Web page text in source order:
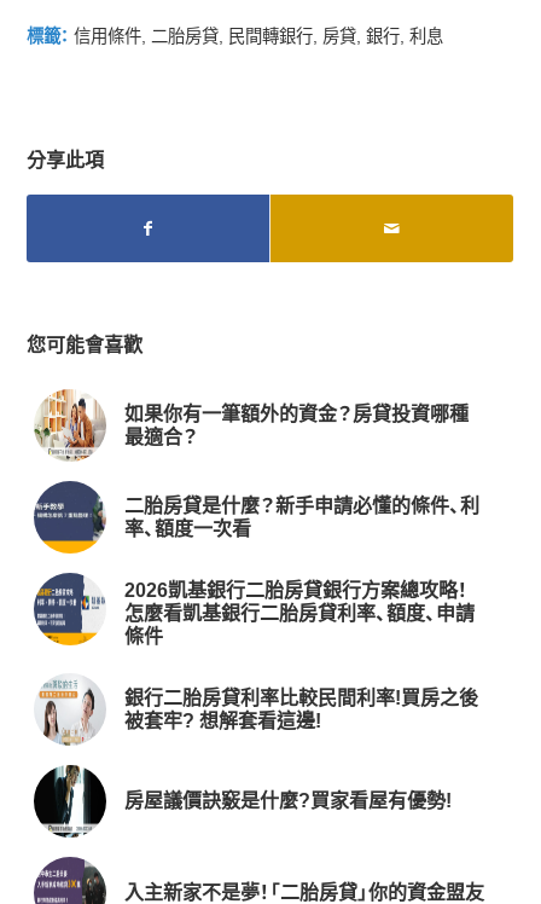
標籤： 信用條件 二胎房貸 民間轉銀行 房貸 ,銀行 ,利息
分享此項
您可能會喜歡
如果你有一筆額外的資金？房貸投資哪種
最適合？
二胎房貸是什麼？新手申請必懂的條件、利
率、額度一次看
2026凱基銀行二胎房貸銀行方案總攻略！
怎麼看凱基銀行二胎房貸利率、額度、申請
條件
銀行二胎房貸利率比較民間利率!買房之後
被套牢? 想解套看這邊!
房屋議價訣竅是什麼?買家看屋有優勢!
入主新家不是夢！「二胎房貸」你的資金盟友